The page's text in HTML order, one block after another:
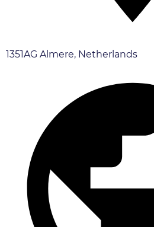
1351AG Almere, Netherlands